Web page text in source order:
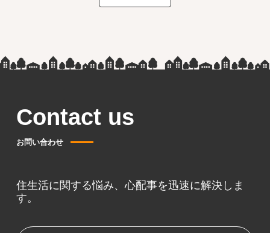
Contact us
お問い合わせ
住生活に関する悩み、心配事を迅速に解決しま
す。